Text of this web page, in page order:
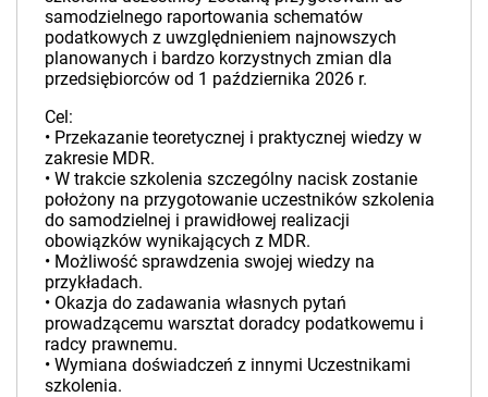
samodzielnego raportowania schematów
podatkowych z uwzględnieniem najnowszych
planowanych i bardzo korzystnych zmian dla
przedsiębiorców od 1 października 2026 r.
Cel:
• Przekazanie teoretycznej i praktycznej wiedzy w
zakresie MDR.
• W trakcie szkolenia szczególny nacisk zostanie
położony na przygotowanie uczestników szkolenia
do samodzielnej i prawidłowej realizacji
obowiązków wynikających z MDR.
• Możliwość sprawdzenia swojej wiedzy na
przykładach.
• Okazja do zadawania własnych pytań
prowadzącemu warsztat doradcy podatkowemu i
radcy prawnemu.
• Wymiana doświadczeń z innymi Uczestnikami
szkolenia.